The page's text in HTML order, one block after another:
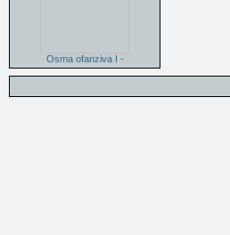
Osma ofanziva I -